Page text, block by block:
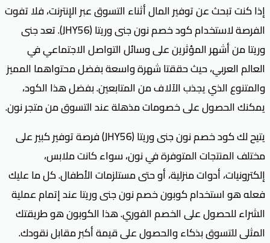
إذا كنت تبحث عن توفير المال أثناء التسوق عبر الإنترنت، فلا تفوت
الفرصة لاستخدام كود خصم نون جنى وريتا (JHY56). تعد جنى
وريتا من أشهر المؤثرين على وسائل التواصل الاجتماعي في
العالم العربي، حيث حققتا شهرة واسعة بفضل محتواهما المميز
والمتنوع الذي يجذب الآلاف من المتابعين. بفضل هذا الكود،
يمكنك الحصول على خصومات مذهلة عند التسوق من متجر نون.
يتيح لك كود خصم نون جنى وريتا (JHY56) فرصة توفير كبير على
مختلف المنتجات المتوفرة في نون، سواء كانت ملابس،
إلكترونيات، أدوات منزلية، أو حتى مستلزمات الأطفال. كل ما عليك
فعله هو استخدام كوبون خصم نون جنى وريتا عند إتمام عملية
الشراء للحصول على الخصم الفوري. هذا الكوبون هو طريقتك
المثلى للتسوق بذكاء والحصول على قيمة أكبر مقابل نقودك.